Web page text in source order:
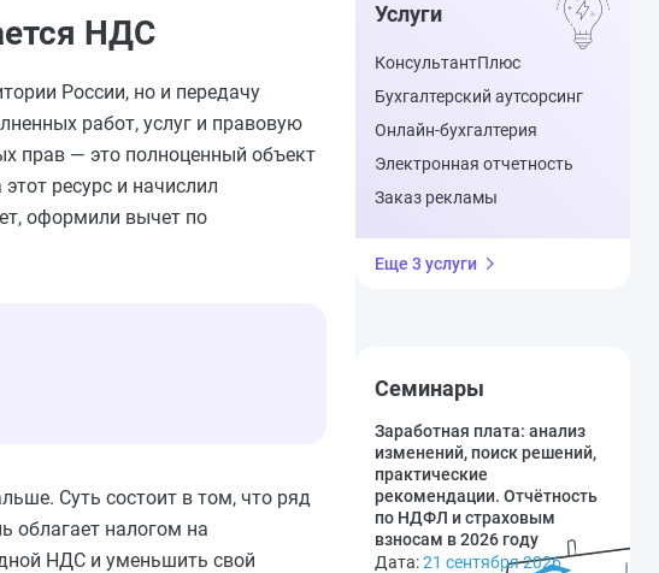
НДС
России, но и передачу
работ, услуг и правовую
прав — это полноценный объект
ресурс и начислил
оформили вычет по
Суть состоит в том, что ряд
облагает налогом на
НДС и уменьшить свой
Услуги
КонсультантПлюс
Бухгалтерский аутсорсинг
Онлайн-бухгалтерия
Электронная отчетность
Заказ рекламы
Еще 3 услуги
Семинары
Заработная плата: анализ
изменений, поиск решений,
практические
рекомендации. Отчётность
по НДФЛ и страховым
взносам в 2026 году
Дата:21 сентября 2026